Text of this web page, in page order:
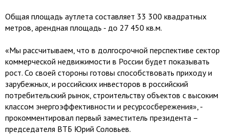
Общая площадь аутлета составляет 33 300 квадратных
метров, арендная площадь - до 27 450 кв.м.
«Мы рассчитываем, что в долгосрочной перспективе сектор
коммерческой недвижимости в России будет показывать
рост. Со своей стороны готовы способствовать приходу и
зарубежных, и российских инвесторов в российский
потребительский рынок, строительству объектов с высоким
классом энергоэффективности и ресурсосбережения», -
прокомментировал первый заместитель президента –
председателя ВТБ Юрий Соловьев.